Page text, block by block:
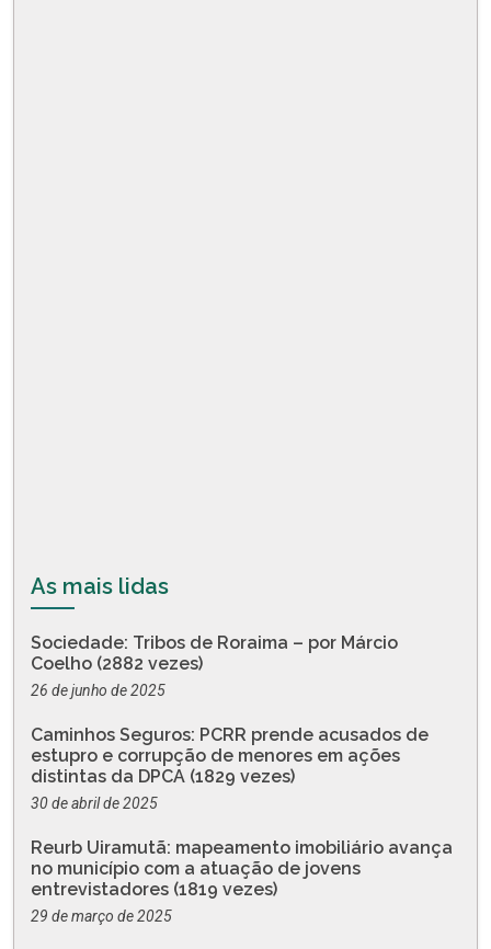
As mais lidas
Sociedade: Tribos de Roraima – por Márcio
Coelho (2882 vezes)
26 de junho de 2025
Caminhos Seguros: PCRR prende acusados de
estupro e corrupção de menores em ações
distintas da DPCA (1829 vezes)
30 de abril de 2025
Reurb Uiramutã: mapeamento imobiliário avança
no município com a atuação de jovens
entrevistadores (1819 vezes)
29 de março de 2025